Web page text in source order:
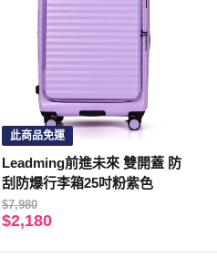
此商品免運
Leadming前進未來 雙開蓋 防
刮防爆行李箱25吋粉紫色
$7,980
$2,180